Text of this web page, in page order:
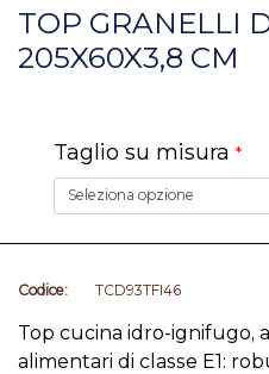
TOP GRANELLI
205X60X3,8 CM
Taglio su misura *
Codice: TCD93TFI46
Top cucina idro-ignifugo,
alimentari di classe E1: